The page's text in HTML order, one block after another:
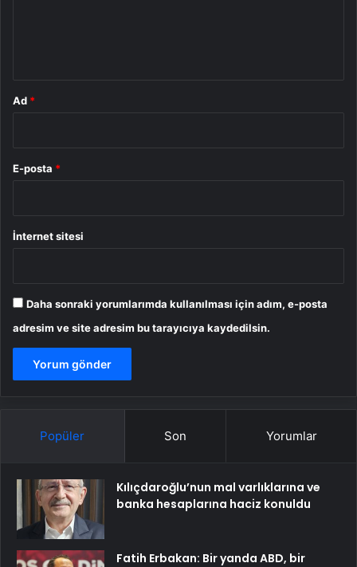
Ad *
E-posta *
İnternet sitesi
Daha sonraki yorumlarımda kullanılması için adım, e-posta
adresim ve site adresim bu tarayıcıya kaydedilsin.
Popüler Son Yorumlar
Kılıçdaroğlu’nun mal varlıklarına ve
banka hesaplarına haciz konuldu
Fatih Erbakan: Bir yanda ABD, bir